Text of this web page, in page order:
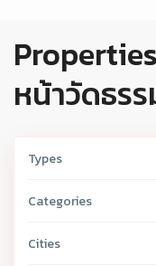
หน้าวัดธรร
Types
Categories
Cities